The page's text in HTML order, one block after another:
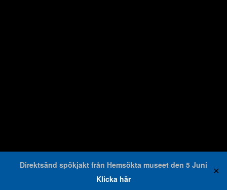
Direktsänd spökjakt från Hemsökta museet den 5 Juni
Klicka här
✕